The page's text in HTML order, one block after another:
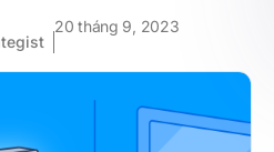
20 tháng 9, 2023